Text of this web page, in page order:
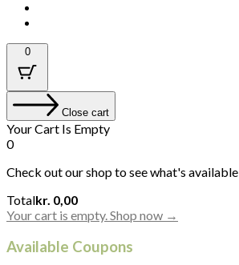
0
Close cart
Your Cart Is Empty
0
Check out our shop to see what's available
Cart
Total:
Totalkr. 0,00
Your cart is empty. Shop now →
Available Coupons